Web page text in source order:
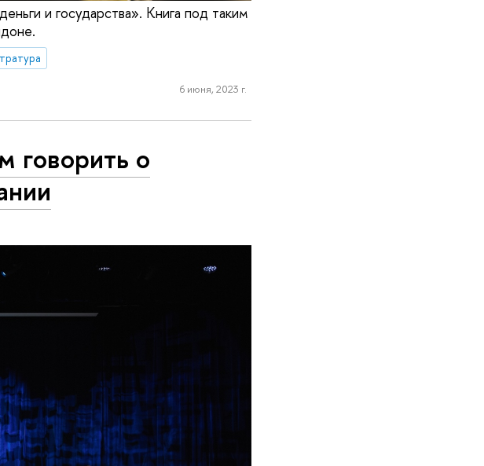
и государства». Книга под таким
6 июня, 2023 г.
говорить о